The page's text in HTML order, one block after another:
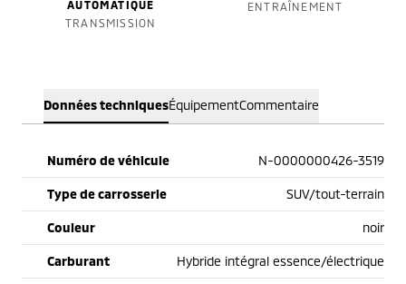
AUTOMATIQUE
TRANSMISSION
ENTRAÎNEMENT
Données techniquesÉquipementCommentaire
Numéro de véhicule N-0000000426-3519
Type de carrosserie SUV/tout-terrain
Couleur noir
Carburant Hybride intégral essence/électrique